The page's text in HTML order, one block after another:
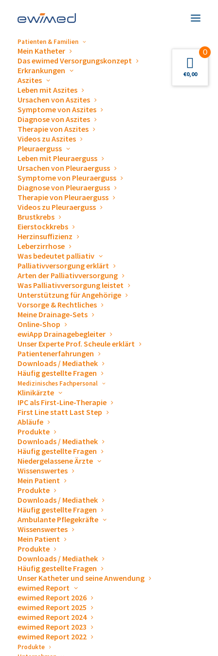
Patienten & Familien
Mein Katheter
Das ewimed Versorgungskonzept
Erkrankungen
Aszites
Leben mit Aszites
Ursachen von Aszites
Symptome von Aszites
Diagnose von Aszites
Therapie von Aszites
Videos zu Aszites
Pleuraerguss
Leben mit Pleuraerguss
Ursachen von Pleuraerguss
Symptome von Pleuraerguss
Diagnose von Pleuraerguss
Therapie von Pleuraerguss
Videos zu Pleuraerguss
Brustkrebs
Eierstockkrebs
Herzinsuffizienz
Leberzirrhose
Was bedeutet palliativ
Palliativversorgung erklärt
Arten der Palliativversorgung
Was Palliativversorgung leistet
Unterstützung für Angehörige
Vorsorge & Rechtliches
Meine Drainage-Sets
Online-Shop
ewiApp Drainagebegleiter
Unser Experte Prof. Scheule erklärt
Patientenerfahrungen
Downloads / Mediathek
Häufig gestellte Fragen
Medizinisches Fachpersonal
Klinikärzte
IPC als First-Line-Therapie
First Line statt Last Step
Abläufe
Produkte
Downloads / Mediathek
Häufig gestellte Fragen
Niedergelassene Ärzte
Wissenswertes
Mein Patient
Produkte
Downloads / Mediathek
Häufig gestellte Fragen
Ambulante Pflegekräfte
Wissenswertes
Mein Patient
Produkte
Downloads / Mediathek
Häufig gestellte Fragen
Unser Katheter und seine Anwendung
ewimed Report
ewimed Report 2026
ewimed Report 2025
ewimed Report 2024
ewimed Report 2023
ewimed Report 2022
Produkte
ewimed sponsert:
Österreichischer
Behindertensportverband
(ÖBSV)
Wir freuen uns Ihnen mitteilen zu dürfen,
dass wir offizieller Sponsor des
Österreichischen
Behindertensportverbands (ÖBSV)
wir somit den Sport für Behinderte
unterstützen dürfen.
Was macht der
Österreichische
Behindertensportverband?
Der ÖBSV möchte Menschen mit Behinderung von jung
bis alt fürregelmäßige Bewegung
begeistern, gewinnen
Der Verband ermöglicht Menschen mit Behinderungen
nahezualle Sportartenauszuüben. Das Sportangebot
des ÖBSVs reicht von Vereinssport, Bewegungs- und
Gesundheitslehrgänge, Sportcamps bis hin zu
Wettkämpfen. Hier ist für jeden das Richtige dabei!
Warum ist Sport auch für
Menschen mit Behinderung
wichtig?
0
€0,00